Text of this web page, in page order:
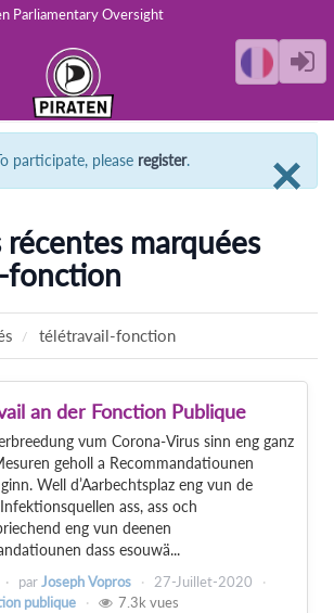
Parliamentary Oversight
×
participate, please register.
marquées
fonction
télétravail-fonction
an der Fonction Publique
vum Corona-Virus sinn eng ganz
geholl a Recommandatiounen
Well d’Aarbechtsplaz eng vun de
ass, ass och
eng vun deenen
dass esouwä...
parJoseph Vopros
27-Juillet-2020
publique 7.3k vues